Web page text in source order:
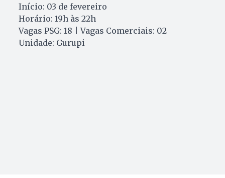
Início: 03 de fevereiro
Horário: 19h às 22h
Vagas PSG: 18 | Vagas Comerciais: 02
Unidade: Gurupi